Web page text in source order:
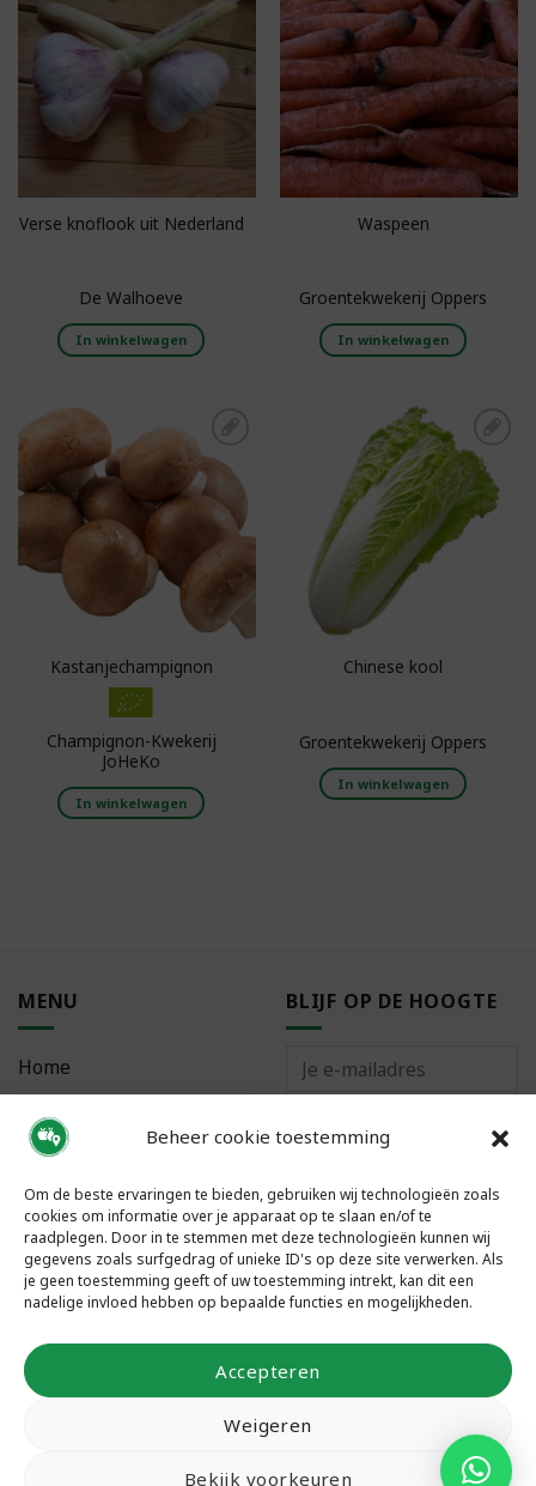
Beheer cookie toestemming
Om de beste ervaringen te bieden, gebruiken wij technologieën zoals
cookies om informatie over je apparaat op te slaan en/of te
raadplegen. Door in te stemmen met deze technologieën kunnen wij
gegevens zoals surfgedrag of unieke ID's op deze site verwerken. Als
je geen toestemming geeft of uw toestemming intrekt, kan dit een
nadelige invloed hebben op bepaalde functies en mogelijkheden.
Accepteren
Weigeren
Bekijk voorkeuren
Toevoegen aan
boodschappenlijst
Verse knoflook uit Nederland
De Walhoeve
In winkelwagen
Toevoegen aan
boodschappenlijst
Waspeen
Groentekwekerij Oppers
In winkelwagen
Toevoegen aan
boodschappenlijst
Kastanjechampignon
Champignon-Kwekerij
JoHeKo
In winkelwagen
Toevoegen aan
boodschappenlijst
Chinese kool
Groentekwekerij Oppers
In winkelwagen
MENU
Home
Bestellen
Meest gestelde vragen
BLIJF OP DE HOOGTE
VOLG ONS